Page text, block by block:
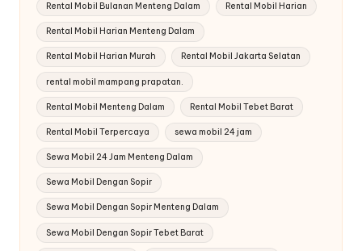
Rental Mobil Bulanan Menteng Dalam Rental Mobil Harian
Rental Mobil Harian Menteng Dalam
Rental Mobil Harian Murah Rental Mobil Jakarta Selatan
rental mobil mampang prapatan.
Rental Mobil Menteng Dalam Rental Mobil Tebet Barat
Rental Mobil Terpercaya sewa mobil 24 jam
Sewa Mobil 24 Jam Menteng Dalam
Sewa Mobil Dengan Sopir
Sewa Mobil Dengan Sopir Menteng Dalam
Sewa Mobil Dengan Sopir Tebet Barat